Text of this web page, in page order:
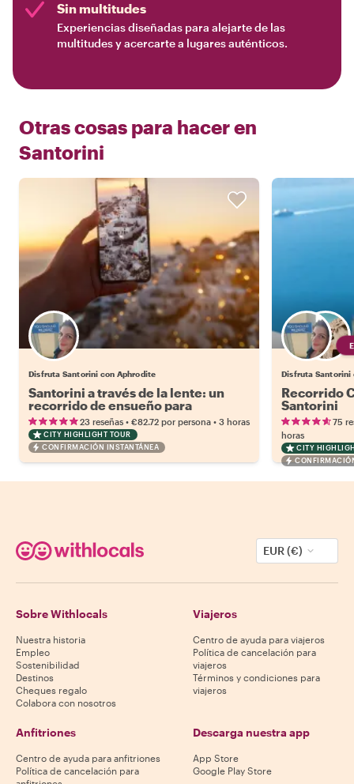
Sin multitudes
Experiencias diseñadas para alejarte de las
multitudes y acercarte a lugares auténticos.
Otras cosas para hacer en
Santorini
Disfruta Santorini con Aphrodite
Santorini a través de la lente: un
recorrido de ensueño para
Instagrammers
23 reseñas • €82.72 por persona • 3 horas
CITY HIGHLIGHT TOUR
CONFIRMACIÓN INSTANTÁNEA
Disfruta Santorini
Recorrido
Santorini
75
horas
CITY
EUR (€)
Sobre Withlocals
Nuestra historia
Empleo
Sostenibilidad
Destinos
Cheques regalo
Colabora con nosotros
Viajeros
Centro de ayuda para viajeros
Política de cancelación para
viajeros
Términos y condiciones para
viajeros
Anfitriones
Centro de ayuda para anfitriones
Política de cancelación para
Descarga nuestra app
App Store
Google Play Store